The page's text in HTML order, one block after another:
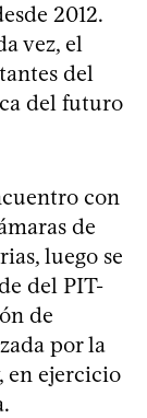
2012.
vez, el
del
del futuro
con
de
luego se
del PIT-
de
por la
en ejercicio